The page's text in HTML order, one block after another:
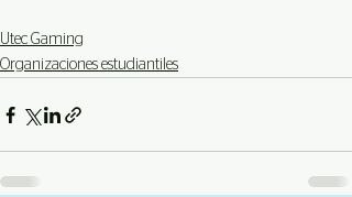
Utec Gaming
Organizaciones estudiantiles